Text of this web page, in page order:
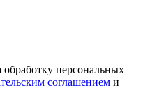
персональных
соглашением и